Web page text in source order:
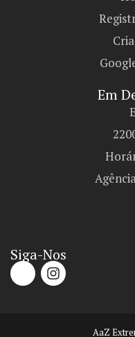
Em
Siga-Nos
AaZ